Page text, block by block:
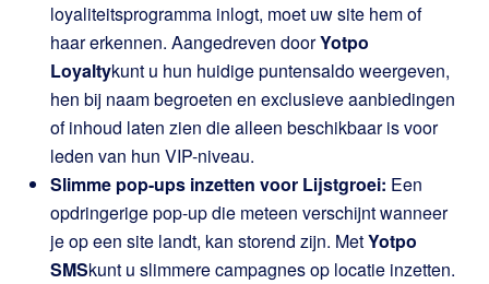
loyaliteitsprogramma inlogt, moet uw site hem of
haar erkennen. Aangedreven doorYotpo
Loyaltykunt u hun huidige puntensaldo weergeven,
hen bij naam begroeten en exclusieve aanbiedingen
of inhoud laten zien die alleen beschikbaar is voor
leden van hun VIP-niveau.
Slimme pop-ups inzetten voor Lijstgroei: Een
opdringerige pop-up die meteen verschijnt wanneer
je op een site landt, kan storend zijn. MetYotpo
SMSkunt u slimmere campagnes op locatie inzetten.